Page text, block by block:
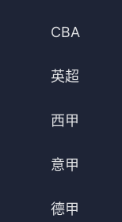
CBA
英超
西甲
意甲
德甲